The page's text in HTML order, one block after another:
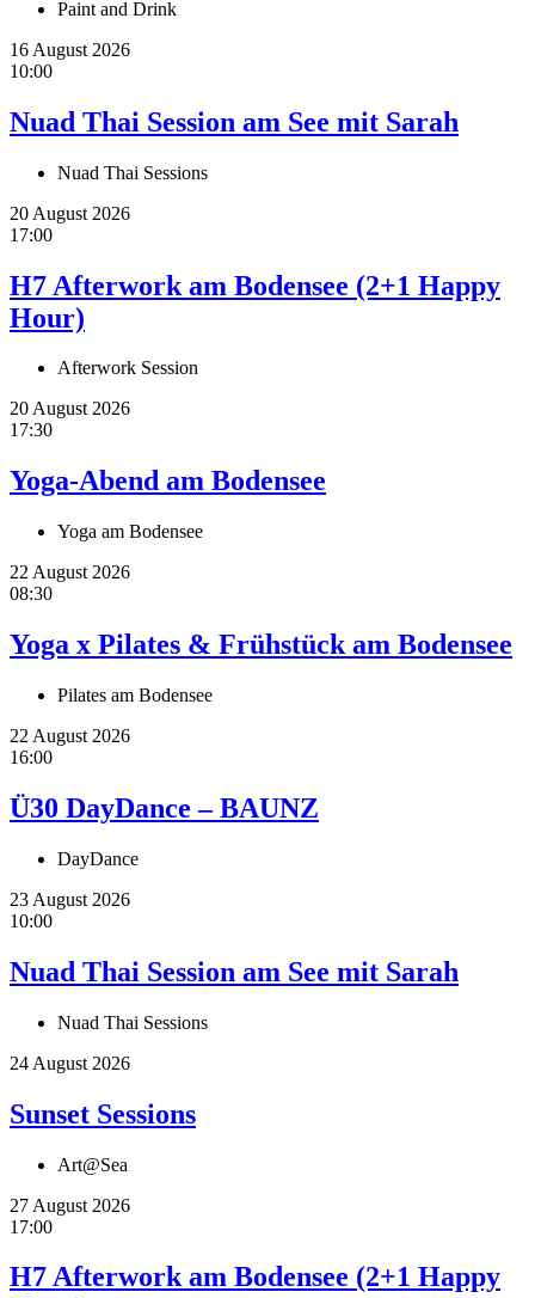
Paint and Drink
16 August 2026
10:00
Nuad Thai Session am See mit Sarah
Nuad Thai Sessions
20 August 2026
17:00
H7 Afterwork am Bodensee (2+1 Happy
Hour)
Afterwork Session
20 August 2026
17:30
Yoga-Abend am Bodensee
Yoga am Bodensee
22 August 2026
08:30
Yoga x Pilates & Frühstück am Bodensee
Pilates am Bodensee
22 August 2026
16:00
Ü30 DayDance – BAUNZ
DayDance
23 August 2026
10:00
Nuad Thai Session am See mit Sarah
Nuad Thai Sessions
24 August 2026
Sunset Sessions
Art@Sea
27 August 2026
17:00
H7 Afterwork am Bodensee (2+1 Happy